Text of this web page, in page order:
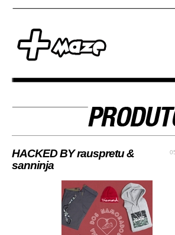
HACKED BY rauspretu &
sanninja